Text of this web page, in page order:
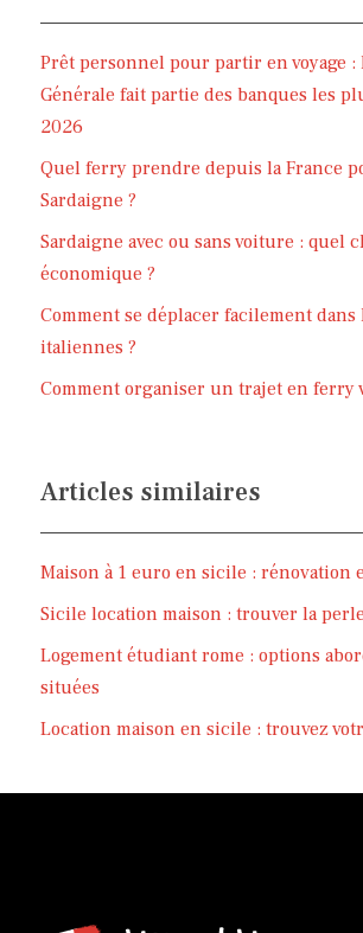
Prêt personnel pour partir en voyage :
Générale fait partie des banques les
2026
Quel ferry prendre depuis la France
Sardaigne ?
Sardaigne avec ou sans voiture : quel
économique ?
Comment se déplacer facilement
italiennes ?
Comment organiser un trajet en ferry
Articles similaires
Maison à 1 euro en sicile : rénovation
Sicile location maison : trouver la
Logement étudiant rome : options
situées
Location maison en sicile : trouvez